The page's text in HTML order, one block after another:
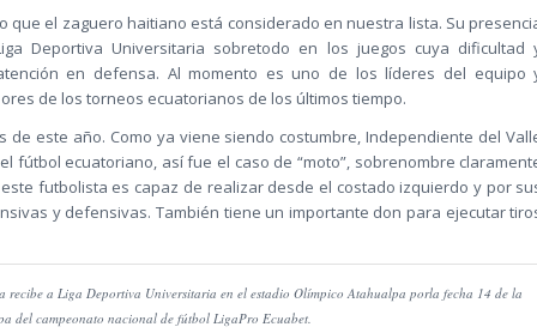
que el zaguero haitiano está considerado en nuestra lista. Su
Deportiva Universitaria sobretodo en los juegos cuya dificultad
en defensa. Al momento es uno de los líderes del equipo
de los torneos ecuatorianos de los últimos tiempo.
este año. Como ya viene siendo costumbre, Independiente del
fútbol ecuatoriano, así fue el caso de “moto”, sobrenombre
futbolista es capaz de realizar desde el costado izquierdo y por
y defensivas. También tiene un importante don para ejecutar
recibe a Liga Deportiva Universitaria en el estadio Olímpico Atahualpa porla fecha 14 de la
del campeonato nacional de fútbol LigaPro Ecuabet.